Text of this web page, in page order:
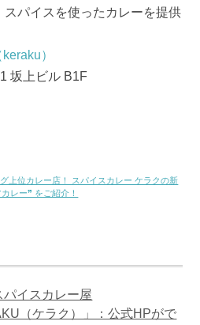
スパイスを使ったカレーを提供
）
坂上ビル B1F
上位カレー店！ スパイスカレー ケラクの新
レー❞ をご紹介！
パイスカレー屋
（ケラク）」：公式HPがで